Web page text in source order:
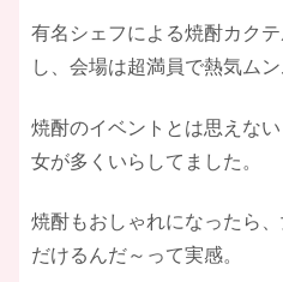
有名シェフによる焼酎カク
し、会場は超満員で熱気ムン
焼酎のイベントとは思えな
女が多くいらしてました。
焼酎もおしゃれになったら
だけるんだ～って実感。